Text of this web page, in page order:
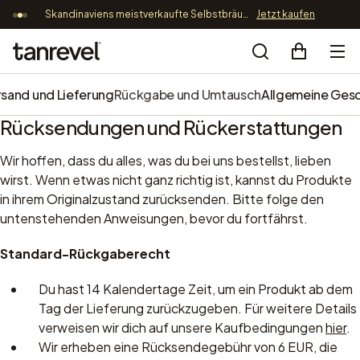
Skandinaviens meistverkaufte Selbstbräunungsinnovation – jetzt nur 89,9 EUR Jetzt kaufen
Tanrevel® Search
und LieferungRückgabe und UmtauschAllgemeine
Rücksendungen und Rückerstattungen
Wir hoffen, dass du alles, was du bei uns bestellst, lieben
wirst. Wenn etwas nicht ganz richtig ist, kannst du Produkte
in ihrem Originalzustand zurücksenden. Bitte folge den
untenstehenden Anweisungen, bevor du fortfährst.
Standard-Rückgaberecht
Du hast 14 Kalendertage Zeit, um ein Produkt ab dem
Tag der Lieferung zurückzugeben. Für weitere Details
verweisen wir dich auf unsere Kaufbedingungenhier.
Wir erheben eine Rücksendegebühr von 6 EUR, die